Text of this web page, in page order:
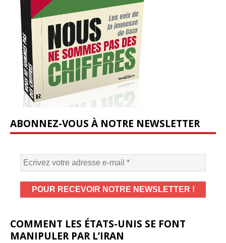
ABONNEZ-VOUS À NOTRE NEWSLETTER
COMMENT LES ÉTATS-UNIS SE FONT
MANIPULER PAR L’IRAN